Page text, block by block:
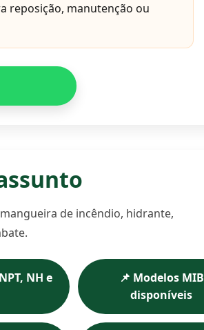
reposição, manutenção ou
de incêndio, hidrante,
NH e
📌 Modelos MIB
disponíveis